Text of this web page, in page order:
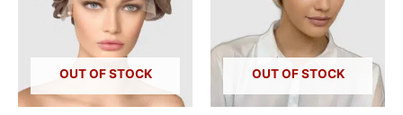
OUT OF STOCK OUT OF STOCK